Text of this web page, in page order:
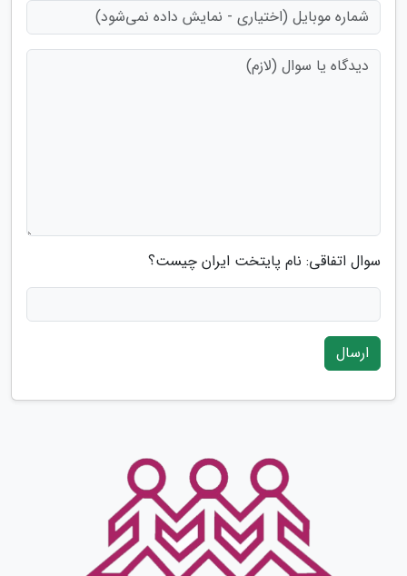
سوال اتفاقی: نام پایتخت ایران چیست؟
ارسال